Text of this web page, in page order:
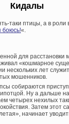
Кидалы
таки птицы, а в
боюсь!«.
для
«кошмарное
нескольких лет
мошенников.
собираются
Ну а дальше
четырех нехилых
Затем этот
начинает